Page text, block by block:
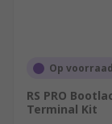
Op voorraad
RS PRO
Terminal Kit